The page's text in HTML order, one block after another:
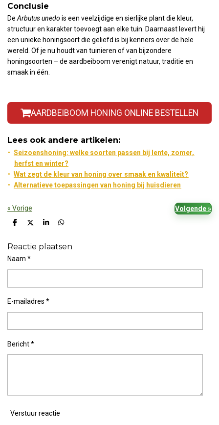
Conclusie
DeArbutus unedo is een veelzijdige en sierlijke plant die kleur,
structuur en karakter toevoegt aan elke tuin. Daarnaast levert hij
een unieke honingsoort die geliefd is bij kenners over de hele
wereld. Of je nu houdt van tuinieren of van bijzondere
honingsoorten – de aardbeiboom verenigt natuur, traditie en
smaak in één.
AARDBEIBOOM HONING ONLINE BESTELLEN
Lees ook andere artikelen:
Seizoenshoning: welke soorten passen bij lente, zomer,
herfst en winter?
Wat zegt de kleur van honing over smaak en kwaliteit?
Alternatieve toepassingen van honing bij huisdieren
« Vorige Volgende»
D
e
D
l
S
r
D
e
Reactie plaatsen
Naam *
E-mailadres *
Bericht *
Verstuur reactie